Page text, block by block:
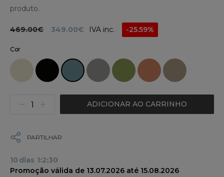
produto.
469.00€ 349.00€ IVA inc. -25.59%
Cor
ADICIONAR AO CARRINHO
PARTILHAR
10 dias 1:2:30
Promoção válida de 13.07.2026 até 15.08.2026